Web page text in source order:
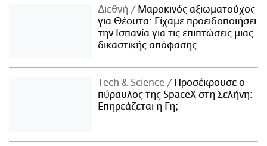
Διεθνή
Μαροκινός αξιωματούχος
για Θέουτα: Είχαμε προειδοποιήσει
την Ισπανία για τις επιπτώσεις μιας
δικαστικής απόφασης
Τech & Science
Προσέκρουσε ο
πύραυλος της SpaceX στη Σελήνη:
Επηρεάζεται η Γη;